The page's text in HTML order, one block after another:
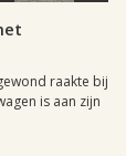
raakte bij
is aan zijn